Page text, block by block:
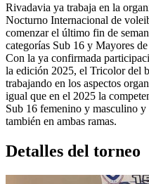
Rivadavia ya trabaja en la
Nocturno Internacional de
comenzar el último fin de
categorías Sub 16 y Mayores de
Con la ya confirmada
la edición 2025, el Tricolor del
trabajando en los aspectos
igual que en el 2025 la
Sub 16 femenino y masculino
también en ambas ramas.
Detalles del torneo